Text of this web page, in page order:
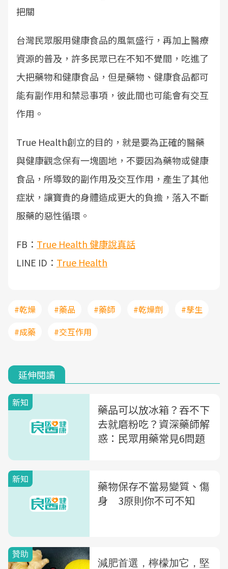
把關
台灣民眾服用健康食品的風氣盛行，再加上醫療
資源的普及，許多民眾已在不知不覺間，吃進了
大把藥物和健康食品，但是藥物、健康食品都可
能有副作用和禁忌事項，彼此間也可能會有交互
作用。
True Health創立的目的，就是要為正確的醫藥
與健康觀念保有一塊園地，不要因為藥物或健康
食品，所導致的副作用及交互作用，產生了其他
症狀，讓寶貴的身體造成更大的負擔，落入不斷
服藥的惡性循環。
FB： True Health 健康說真話
LINE ID： True Health
#乾燥 #藥品 #藥師 #乾燥劑
#孳生
#成藥
#交互作用
延伸閱讀
新知
藥品可以放冰箱？吞不下
去就磨粉吃？資深藥師解
惑：民眾用藥常見6問題
新知
藥物保存不當易變質、傷
身 3原則你不可不知